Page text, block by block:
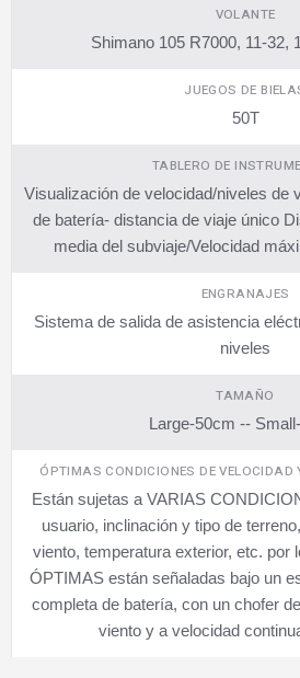
VOLANTE
Shimano 105 R7000, 11-32,
JUEGOS DE
50T
TABLERO DE
Visualización de velocidad/niveles de
de batería- distancia de viaje único
media del subviaje/Velocidad
ENGRANAJES
Sistema de salida de asistencia
niveles
TAMAÑO
Large-50cm --
ÓPTIMAS CONDICIONES DE
Están sujetas a VARIAS
usuario, inclinación y tipo de
viento, temperatura exterior, etc. por
ÓPTIMAS están señaladas bajo un
completa de batería, con un chofer
viento y a velocidad